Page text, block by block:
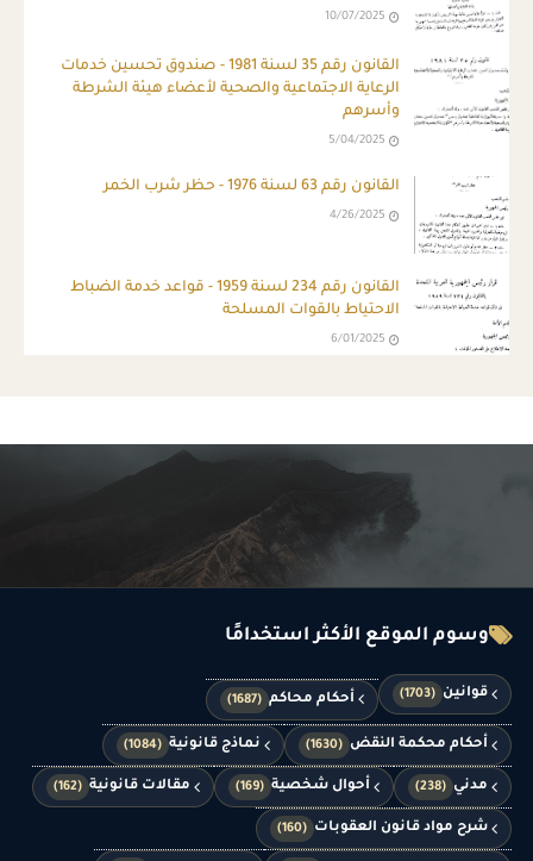
10/07/2025
القانون رقم 35 لسنة 1981 - صندوق تحسين خدمات
الرعاية الاجتماعية والصحية لأعضاء هيئة الشرطة
وأسرهم
5/04/2025
القانون رقم 63 لسنة 1976 - حظر شرب الخمر
4/26/2025
القانون رقم 234 لسنة 1959 - قواعد خدمة الضباط
الاحتياط بالقوات المسلحة
6/01/2025
وسوم الموقع الأكثر استخدامًا
قوانين (1703) أحكام محاكم (1687)
أحكام محكمة النقض (1630) نماذج قانونية (1084)
مدني (238) أحوال شخصية (169) مقالات قانونية (162)
شرح مواد قانون العقوبات (160)